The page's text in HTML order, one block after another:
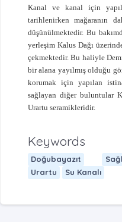
Kanal ve kanal için
tarihlenirken mağaranın
düşünülmektedir. Bu
yerleşim Kalus Dağı
çekmektedir. Bu haliyle
bir alana yayılmış olduğu
korumak için yapılan
sağlayan diğer buluntular
Urartu seramikleridir.
Keywords
Doğubayazıt
Urartu
Su Kanalı